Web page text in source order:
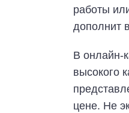
работы
дополнит
В онлайн-
высокого
цене. Не